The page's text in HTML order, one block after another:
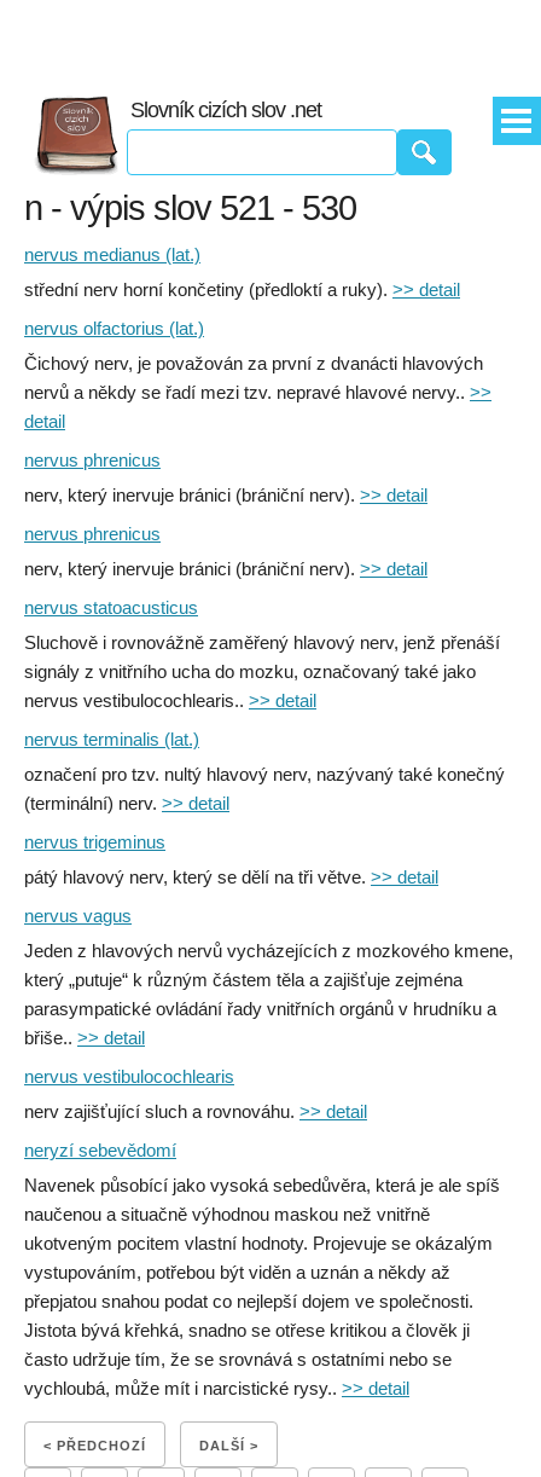
Slovník cizích slov .net
n - výpis slov 521 - 530
nervus medianus (lat.)
střední nerv horní končetiny (předloktí a ruky). >> detail
nervus olfactorius (lat.)
Čichový nerv, je považován za první z dvanácti hlavových
nervů a někdy se řadí mezi tzv. nepravé hlavové nervy.. >>
detail
nervus phrenicus
nerv, který inervuje bránici (brániční nerv). >> detail
nervus phrenicus
nerv, který inervuje bránici (brániční nerv). >> detail
nervus statoacusticus
Sluchově i rovnovážně zaměřený hlavový nerv, jenž přenáší
signály z vnitřního ucha do mozku, označovaný také jako
nervus vestibulocochlearis.. >> detail
nervus terminalis (lat.)
označení pro tzv. nultý hlavový nerv, nazývaný také konečný
(terminální) nerv. >> detail
nervus trigeminus
pátý hlavový nerv, který se dělí na tři větve. >> detail
nervus vagus
Jeden z hlavových nervů vycházejících z mozkového kmene,
který „putuje“ k různým částem těla a zajišťuje zejména
parasympatické ovládání řady vnitřních orgánů v hrudníku a
břiše.. >> detail
nervus vestibulocochlearis
nerv zajišťující sluch a rovnováhu. >> detail
neryzí sebevědomí
Navenek působící jako vysoká sebedůvěra, která je ale spíš
naučenou a situačně výhodnou maskou než vnitřně
ukotveným pocitem vlastní hodnoty. Projevuje se okázalým
vystupováním, potřebou být viděn a uznán a někdy až
přepjatou snahou podat co nejlepší dojem ve společnosti.
Jistota bývá křehká, snadno se otřese kritikou a člověk ji
často udržuje tím, že se srovnává s ostatními nebo se
vychloubá, může mít i narcistické rysy.. >> detail
< PŘEDCHOZÍ DALŠÍ >